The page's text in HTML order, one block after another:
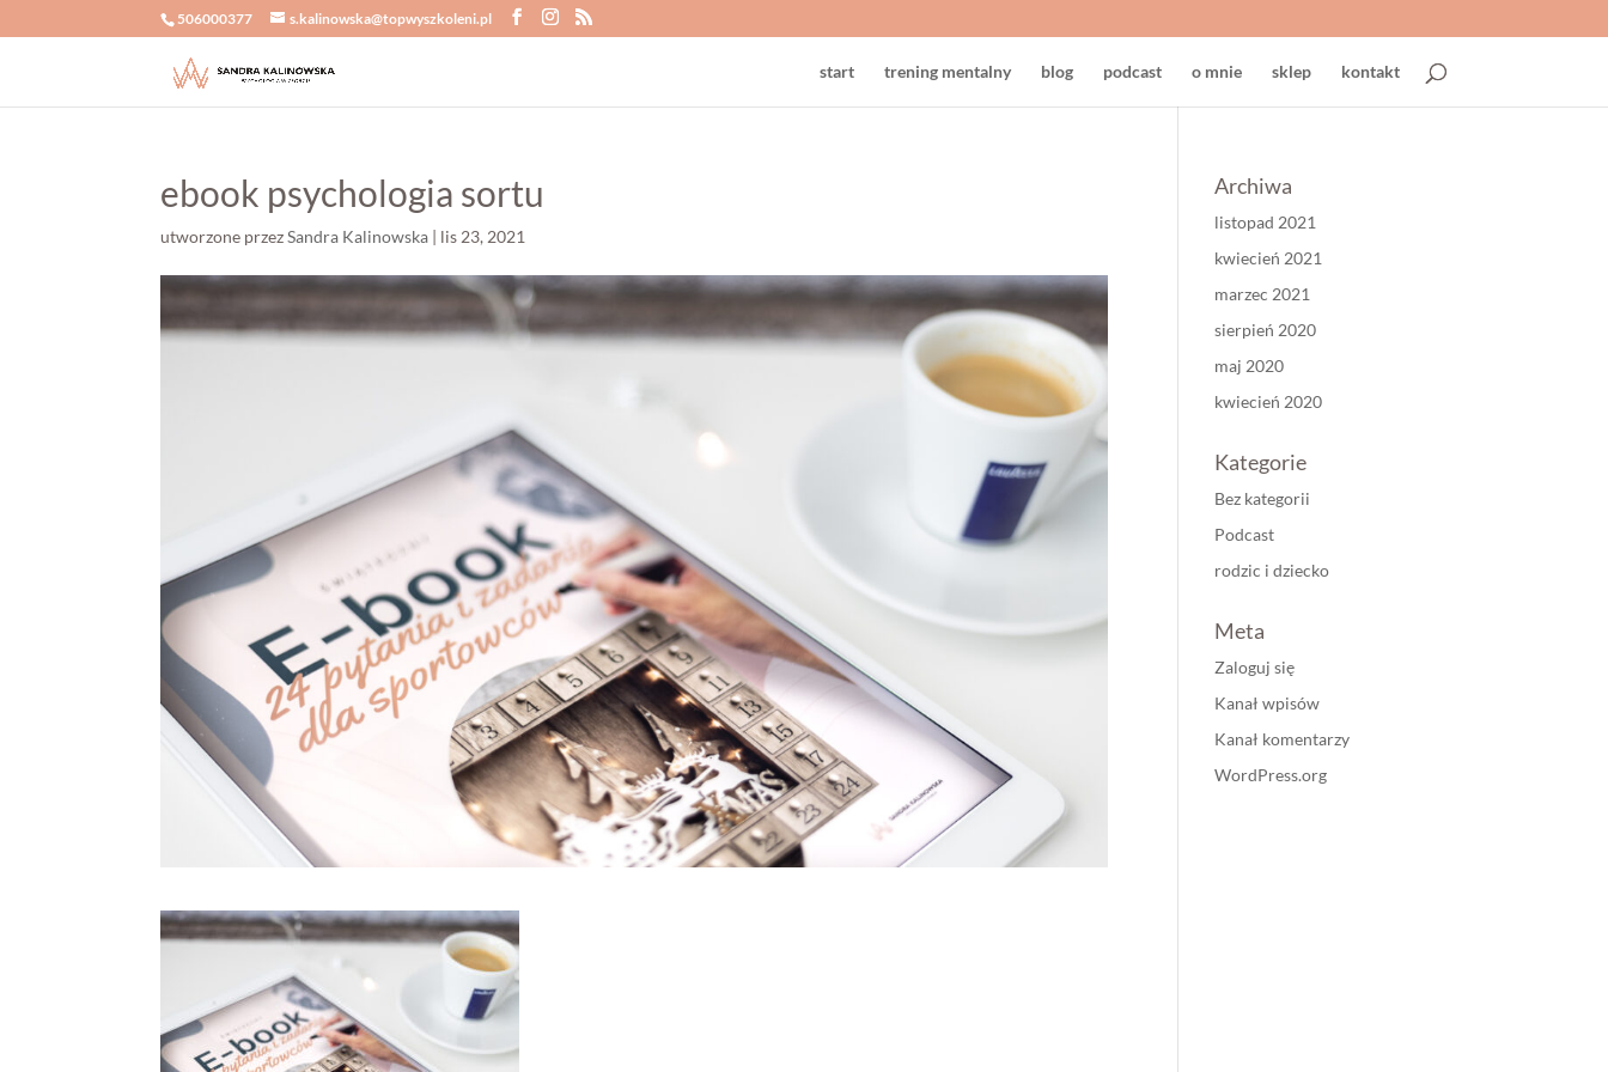
506000377 s.kalinowska@topwyszkoleni.pl
start trening mentalny blog podcast o mnie sklep kontakt
ebook psychologia sortu
utworzone przezSandra Kalinowska | lis 23, 2021
Archiwa
listopad 2021
kwiecień 2021
marzec 2021
sierpień 2020
maj 2020
kwiecień 2020
Kategorie
Bez kategorii
Podcast
rodzic i dziecko
Meta
Zaloguj się
Kanał wpisów
Kanał komentarzy
WordPress.org